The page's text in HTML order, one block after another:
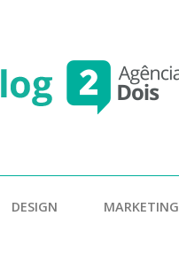
DESIGN MARKETING